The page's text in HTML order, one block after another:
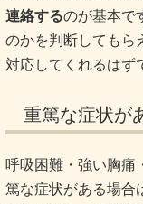
連絡するのが基本で
のかを判断してもら
対応してくれるはず
重篤な症状が
呼吸困難・強い胸痛
篤な症状がある場合